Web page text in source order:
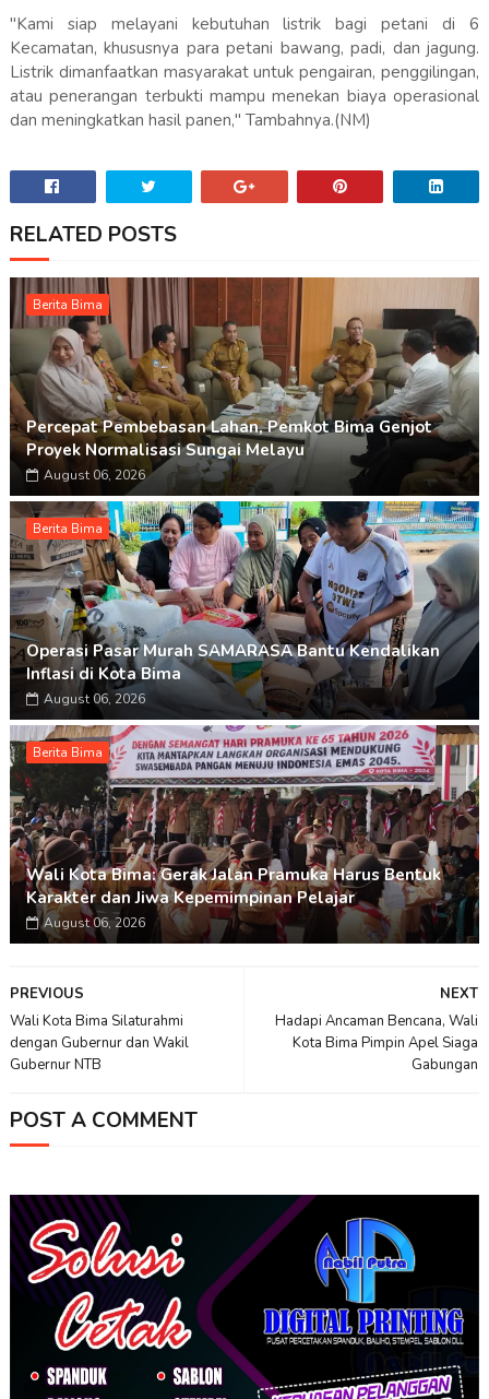
"Kami siap melayani kebutuhan listrik bagi petani di 6
Kecamatan, khususnya para petani bawang, padi, dan jagung.
Listrik dimanfaatkan masyarakat untuk pengairan, penggilingan,
atau penerangan terbukti mampu menekan biaya operasional
dan meningkatkan hasil panen," Tambahnya.(NM)
RELATED POSTS
Berita Bima
Percepat Pembebasan Lahan, Pemkot Bima Genjot
Proyek Normalisasi Sungai Melayu
August 06, 2026
Berita Bima
Operasi Pasar Murah SAMARASA Bantu Kendalikan
Inflasi di Kota Bima
August 06, 2026
Berita Bima
Wali Kota Bima: Gerak Jalan Pramuka Harus Bentuk
Karakter dan Jiwa Kepemimpinan Pelajar
August 06, 2026
NEXT
Hadapi Ancaman Bencana, Wali
Kota Bima Pimpin Apel Siaga
Gabungan
PREVIOUS
Wali Kota Bima Silaturahmi
dengan Gubernur dan Wakil
Gubernur NTB
POST A COMMENT